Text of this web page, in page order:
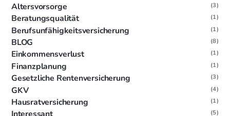
Altersvorsorge (3)
Beratungsqualität (1)
Berufsunfähigkeitsversicherung (1)
BLOG (8)
Einkommensverlust (1)
Finanzplanung (1)
Gesetzliche Rentenversicherung (3)
GKV (4)
Hausratversicherung (1)
(5)